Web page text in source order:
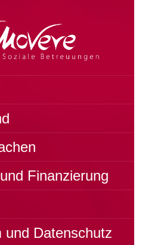
Finanzierung
und Datenschutz